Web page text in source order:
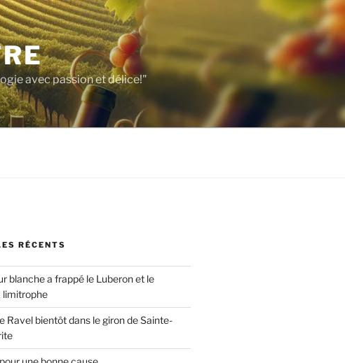
avec passion et délice!"
RÉCENTS
blanche a frappé le Luberon et le
limitrophe
Ravel bientôt dans le giron de Sainte-